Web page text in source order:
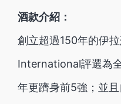
酒款介紹：
創立超過150年的伊
International評選為
年更躋身前5強；並